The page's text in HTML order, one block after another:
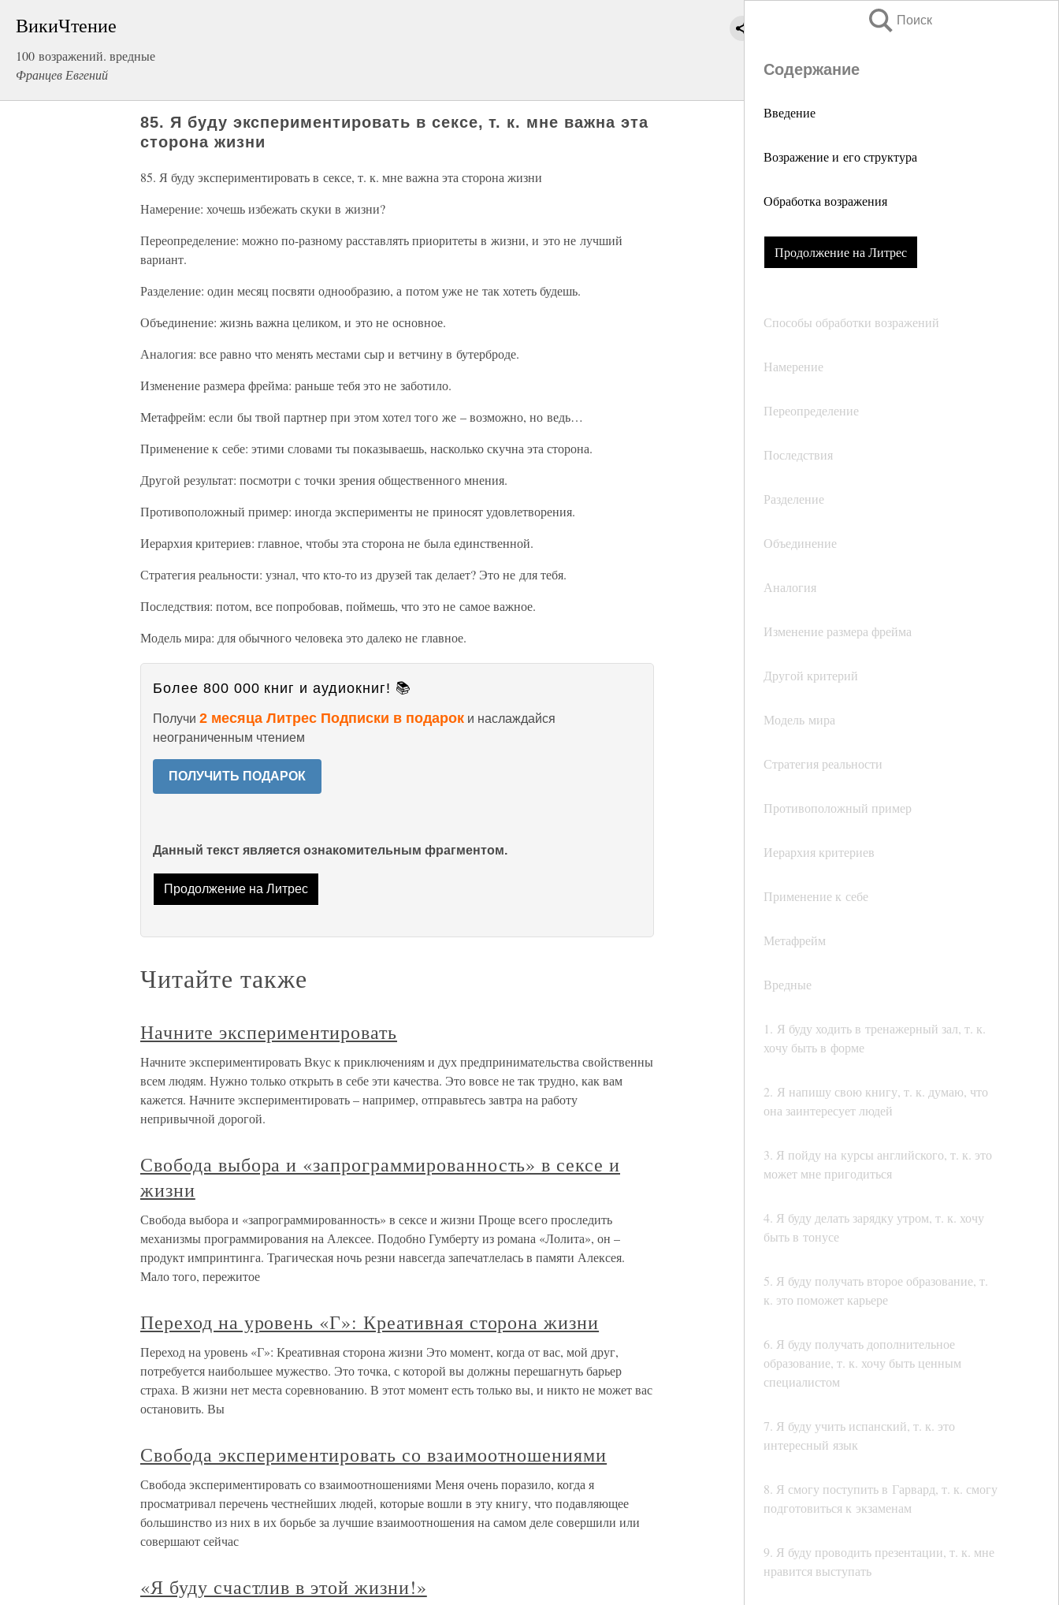
ВикиЧтение
100 возражений. вредные
Францев Евгений
Поиск
Содержание
Введение
Возражение и его структура
Обработка возражения
Продолжение на Литрес
Способы обработки возражений
Намерение
Переопределение
Последствия
Разделение
Объединение
Аналогия
Изменение размера фрейма
Другой критерий
Модель мира
Стратегия реальности
Противоположный пример
Иерархия критериев
Применение к себе
Метафрейм
Вредные
1. Я буду ходить в тренажерный зал, т. к.
хочу быть в форме
2. Я напишу свою книгу, т. к. думаю, что
она заинтересует людей
3. Я пойду на курсы английского, т. к. это
может мне пригодиться
4. Я буду делать зарядку утром, т. к. хочу
быть в тонусе
5. Я буду получать второе образование, т.
к. это поможет карьере
6. Я буду получать дополнительное
образование, т. к. хочу быть ценным
специалистом
7. Я буду учить испанский, т. к. это
интересный язык
8. Я смогу поступить в Гарвард, т. к. смогу
подготовиться к экзаменам
9. Я буду проводить презентации, т. к. мне
нравится выступать
85. Я буду экспериментировать в сексе, т. к. мне важна эта
сторона жизни
85. Я буду экспериментировать в сексе, т. к. мне важна эта сторона жизни
Намерение: хочешь избежать скуки в жизни?
Переопределение: можно по-разному расставлять приоритеты в жизни, и это не лучший
вариант.
Разделение: один месяц посвяти однообразию, а потом уже не так хотеть будешь.
Объединение: жизнь важна целиком, и это не основное.
Аналогия: все равно что менять местами сыр и ветчину в бутерброде.
Изменение размера фрейма: раньше тебя это не заботило.
Метафрейм: если бы твой партнер при этом хотел того же – возможно, но ведь…
Применение к себе: этими словами ты показываешь, насколько скучна эта сторона.
Другой результат: посмотри с точки зрения общественного мнения.
Противоположный пример: иногда эксперименты не приносят удовлетворения.
Иерархия критериев: главное, чтобы эта сторона не была единственной.
Стратегия реальности: узнал, что кто-то из друзей так делает? Это не для тебя.
Последствия: потом, все попробовав, поймешь, что это не самое важное.
Модель мира: для обычного человека это далеко не главное.
Более 800 000 книг и аудиокниг! 📚
Получи 2 месяца Литрес Подписки в подарок и наслаждайся
неограниченным чтением
ПОЛУЧИТЬ ПОДАРОК
Данный текст является ознакомительным фрагментом.
Продолжение на Литрес
Читайте также
Начните экспериментировать
Начните экспериментировать Вкус к приключениям и дух предпринимательства свойственны
всем людям. Нужно только открыть в себе эти качества. Это вовсе не так трудно, как вам
кажется. Начните экспериментировать – например, отправьтесь завтра на работу
непривычной дорогой.
Свобода выбора и «запрограммированность» в сексе и
жизни
Свобода выбора и «запрограммированность» в сексе и жизни Проще всего проследить
механизмы программирования на Алексее. Подобно Гумберту из романа «Лолита», он –
продукт импринтинга. Трагическая ночь резни навсегда запечатлелась в памяти Алексея.
Мало того, пережитое
Переход на уровень «Г»: Креативная сторона жизни
Переход на уровень «Г»: Креативная сторона жизни Это момент, когда от вас, мой друг,
потребуется наибольшее мужество. Это точка, с которой вы должны перешагнуть барьер
страха. В жизни нет места соревнованию. В этот момент есть только вы, и никто не может вас
остановить. Вы
Свобода экспериментировать со взаимоотношениями
Свобода экспериментировать со взаимоотношениями Меня очень поразило, когда я
просматривал перечень честнейших людей, которые вошли в эту книгу, что подавляющее
большинство из них в их борьбе за лучшие взаимоотношения на самом деле совершили или
совершают сейчас
«Я буду счастлив в этой жизни!»